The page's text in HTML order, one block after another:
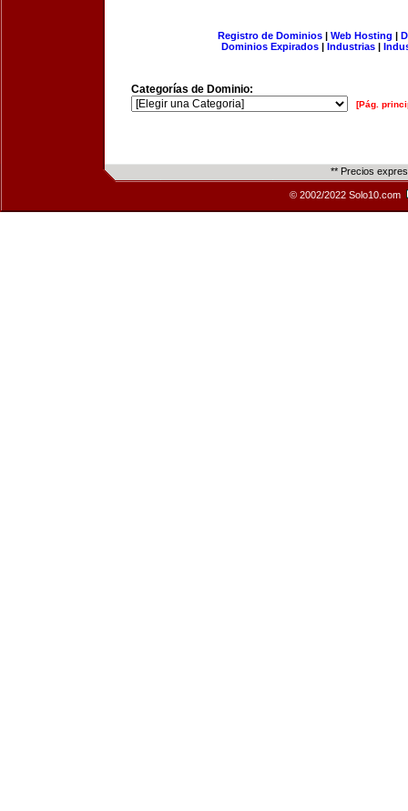
Registro de Dominios| Web Hosting |
Dominios Expirados | Industrias |
Categorías de Dominio:
[Pág.
** Precios
© 2002/2022 Solo10.com